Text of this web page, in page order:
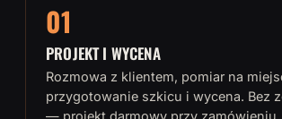
01
PROJEKT I WYCENA
Rozmowa z klientem, pomiar na
przygotowanie szkicu i wycena. Bez
— projekt darmowy przy zamówieniu.